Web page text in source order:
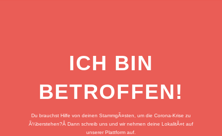
ICH BIN
BETROFFEN!
Du brauchst Hilfe von deinen StammgÃ¤sten, um die Corona-Krise zu
Ã¼berstehen?Â Dann schreib uns und wir nehmen deine LokalitÃ¤t auf
unserer Plattform auf.